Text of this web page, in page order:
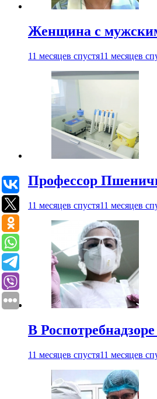
Женщина с
11 месяцев спустя11 месяцев
Профессор
11 месяцев спустя11 месяцев
В
11 месяцев спустя11 месяцев